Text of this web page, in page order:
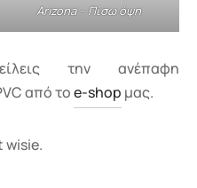
Arizona– Πίσω όψη
την ανέπαφη
από τοe-shop μας.
wisie.